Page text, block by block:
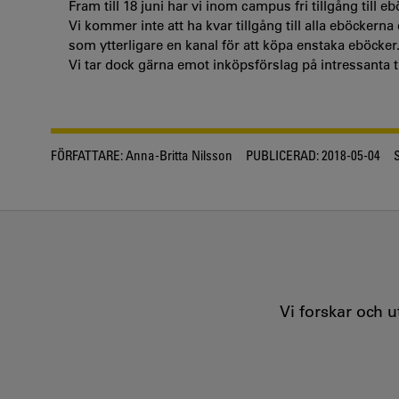
Fram till 18 juni har vi inom campus fri tillgång till
Vi kommer inte att ha kvar tillgång till alla
som ytterligare en kanal för att köpa enstaka eböcker.
Vi tar dock gärna emot inköpsförslag på intressanta
FÖRFATTARE:Anna-Britta Nilsson PUBLICERAD:2018-05-04
Vi forskar och